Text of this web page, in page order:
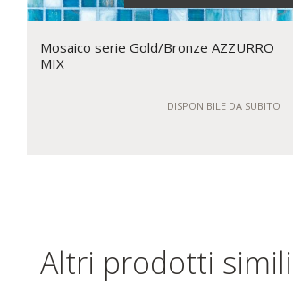
Mosaico serie Gold/Bronze AZZURRO
MIX
DISPONIBILE DA SUBITO
Altri prodotti simili